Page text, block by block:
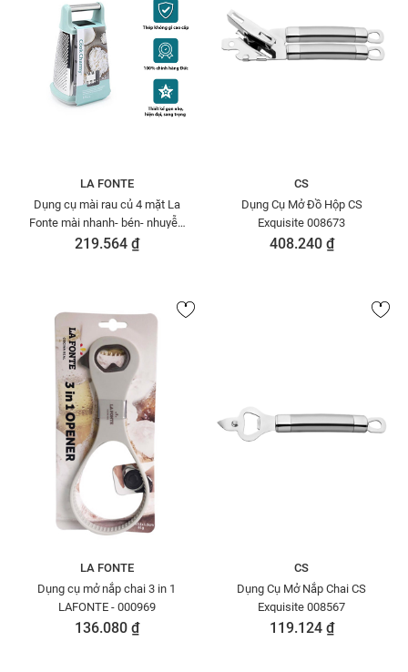
LA FONTE
Dụng cụ mài rau củ 4 mặt La
Fonte mài nhanh- bén- nhuyễn
Moriitalia 006552
219.564 ₫
CS
Dụng Cụ Mở Đồ Hộp CS
Exquisite 008673
408.240 ₫
LA FONTE
Dụng cụ mở nắp chai 3 in 1
LAFONTE - 000969
136.080 ₫
CS
Dụng Cụ Mở Nắp Chai CS
Exquisite 008567
119.124 ₫